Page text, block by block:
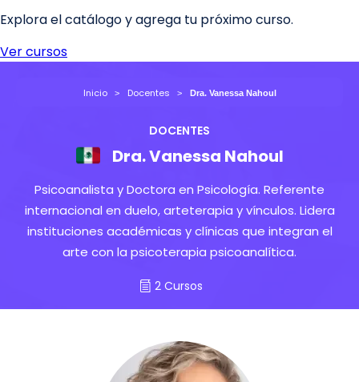
Inicio Docentes Dra. Vanessa Nahoul
DOCENTES
Dra. Vanessa Nahoul
Psicoanalista y Doctora en Psicología. Referente
internacional en duelo, arteterapia y vínculos. Lidera
instituciones académicas y clínicas que integran el
arte con la psicoterapia psicoanalítica.
2 Cursos